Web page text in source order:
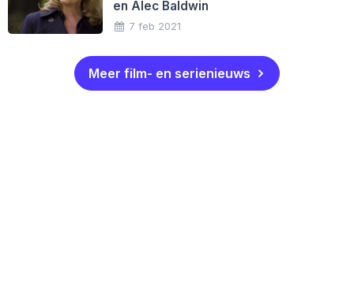
en Alec Baldwin
7 feb 2021
Meer film- en serienieuws